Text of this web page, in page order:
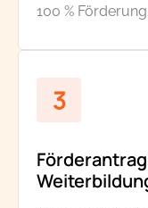
100 % Förderung.